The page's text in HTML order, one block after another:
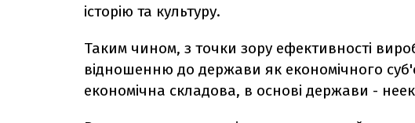
історію та культуру.
Таким чином, з точки зору ефективності
відношенню до держави як економічного
економічна складова, в основі держави -